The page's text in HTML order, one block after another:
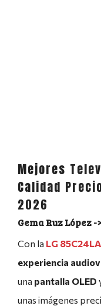
Mejores
Calidad
2026
Gema Ruz López
Con la LG 85C24LA
experiencia
una pantalla OLED
unas imágenes